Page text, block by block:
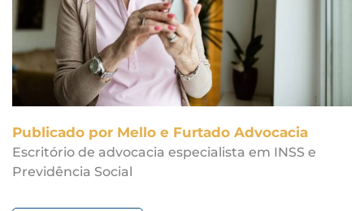
Publicado por Mello e Furtado Advocacia
Escritório de advocacia especialista em INSS e
Previdência Social